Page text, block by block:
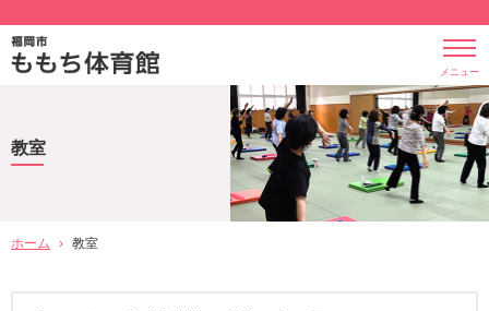
メニュー
教室
ホーム › 教室